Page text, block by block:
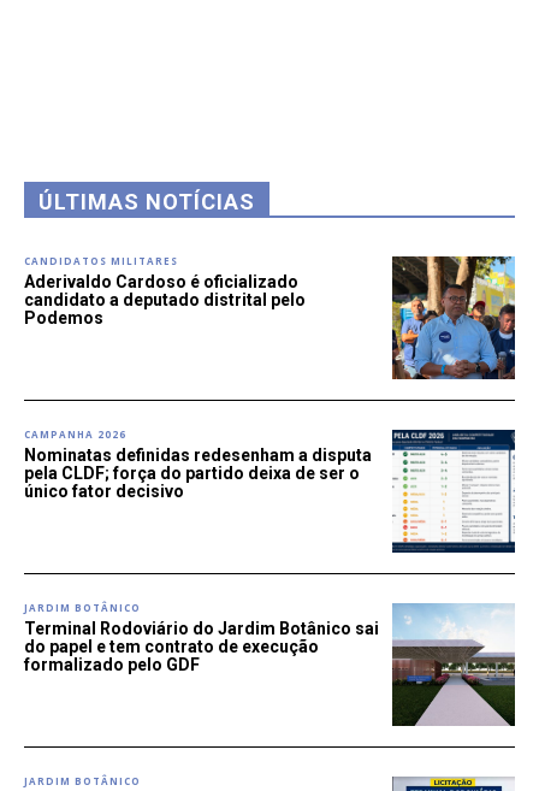
ÚLTIMAS NOTÍCIAS
CANDIDATOS MILITARES
Aderivaldo Cardoso é oficializado
candidato a deputado distrital pelo
Podemos
CAMPANHA 2026
Nominatas definidas redesenham a disputa
pela CLDF; força do partido deixa de ser o
único fator decisivo
JARDIM BOTÂNICO
Terminal Rodoviário do Jardim Botânico sai
do papel e tem contrato de execução
formalizado pelo GDF
JARDIM BOTÂNICO